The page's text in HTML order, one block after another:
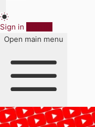
Sign in
Open main menu